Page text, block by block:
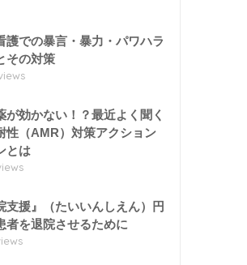
護での暴言・暴力・パワハラ
その対策
が効かない！？最近よく聞く
性（AMR）対策アクション
とは
支援』（たいいんしえん）円
者を退院させるために